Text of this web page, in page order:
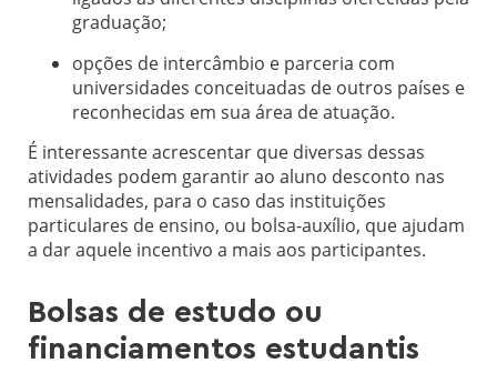
graduação;
opções de intercâmbio e parceria com
universidades conceituadas de outros países e
reconhecidas em sua área de atuação.
É interessante acrescentar que diversas dessas
atividades podem garantir ao aluno desconto nas
mensalidades, para o caso das instituições
particulares de ensino, ou bolsa-auxílio, que ajudam
a dar aquele incentivo a mais aos participantes.
Bolsas de estudo ou
financiamentos estudantis